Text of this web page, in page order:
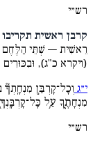
רש״י
קרבן ראשית
רֵאשִׁית — שְׁתֵּי הַלֶּחֶם
(ויקרא כ"ג),
י״ג וְכָל־קָרְבַּ֣ן
מִנְחָתֶ֑ךָ עַ֥ל
רש״י